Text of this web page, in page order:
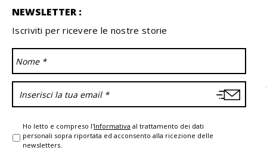
NEWSLETTER :
Iscriviti per ricevere le nostre storie
Ho letto e compreso l'Informativa al trattamento dei dati
personali sopra riportata ed acconsento alla ricezione delle
newsletters.